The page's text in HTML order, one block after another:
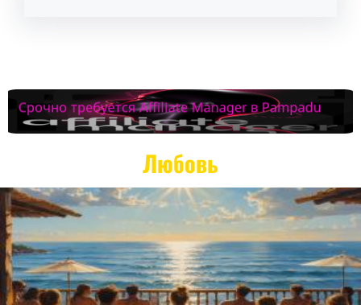
Любовь